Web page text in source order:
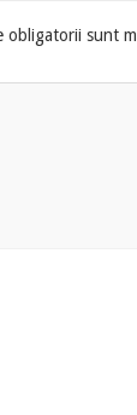
obligatorii sunt